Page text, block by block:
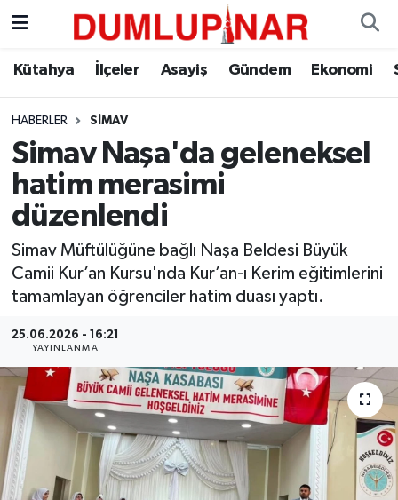
Kütahya İlçeler Asayiş Gündem Ekonomi
HABERLER SIMAV
Simav Naşa'da geleneksel
hatim merasimi
düzenlendi
Simav Müftülüğüne bağlı Naşa Beldesi Büyük
Camii Kur’an Kursu'nda Kur’an-ı Kerim eğitimlerini
tamamlayan öğrenciler hatim duası yaptı.
25.06.2026 - 16:21
YAYINLANMA
Asayiş
Diğer
Dünya
Ekonomi
Eleman
Emlak
Gündem
Haber
Haber İlanlar
Kütahya Hava Durumu
Kütahya Trafik Yoğunluk Haritası
Süper Lig Puan Durumu ve Fikstür
Tüm Manşetler
Son Dakika Haberleri
Haber Arşivi